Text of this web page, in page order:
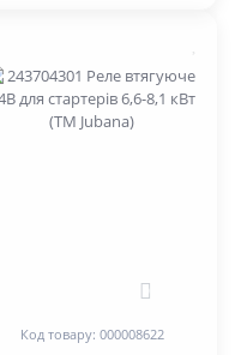
0
Код товару: 000008622